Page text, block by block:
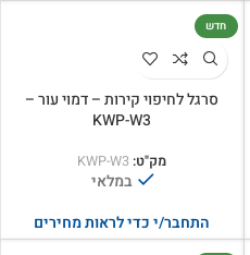
חדש
סרגל לחיפוי קירות – דמוי עור –
KWP-W3
מק"ט: KWP-W3
במלאי
התחבר/י כדי לראות מחירים